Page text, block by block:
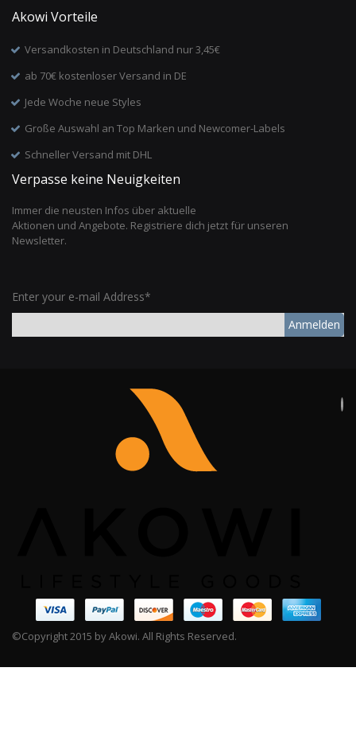
Akowi Vorteile
Versandkosten in Deutschland nur 3,45€
ab 70€ kostenloser Versand in DE
Jede Woche neue Styles
Große Auswahl an Top Marken und Newcomer-Labels
Schneller Versand mit DHL
Verpasse keine Neuigkeiten
Immer die neusten Infos über aktuelle
Aktionen und Angebote. Registriere dich jetzt für unseren
Newsletter.
Enter your e-mail Address*
Anmelden
©Copyright 2015 by Akowi. All Rights Reserved.